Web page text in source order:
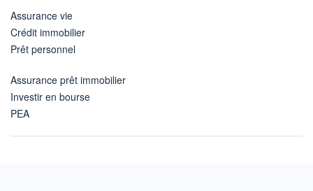
Assurance vie
Crédit immobilier
Prêt personnel
Assurance prêt immobilier
Investir en bourse
PEA